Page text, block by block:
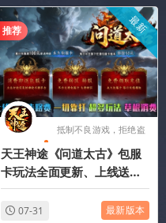
推荐 最新
抵制不良游戏，拒绝盗
版游戏
天王神途《问道太古》包服
卡玩法全面更新、上线送起
步路费、一切靠打、超多玩
法、草根消费（成长神器特
07-31 最新版本